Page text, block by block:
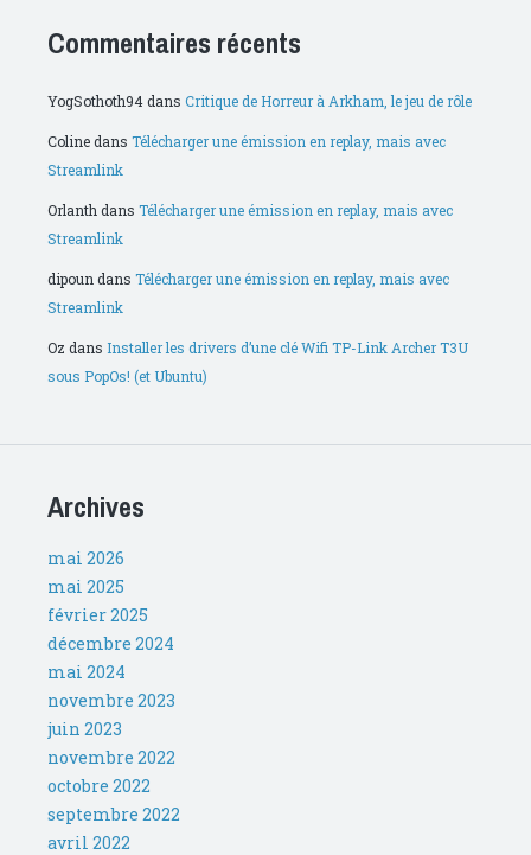
Commentaires récents
YogSothoth94dans Critique de Horreur à Arkham, le jeu de rôle
Colinedans Télécharger une émission en replay, mais avec
Streamlink
Orlanth dans Télécharger une émission en replay, mais avec
Streamlink
dipoun dans Télécharger une émission en replay, mais avec
Streamlink
Oz dans Installer les drivers d’une clé Wifi TP-Link Archer T3U
sous PopOs! (et Ubuntu)
Archives
mai 2026
mai 2025
février 2025
décembre 2024
mai 2024
novembre 2023
juin 2023
novembre 2022
octobre 2022
septembre 2022
avril 2022